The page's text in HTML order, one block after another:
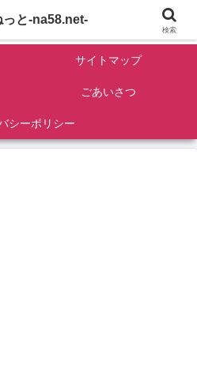
ンコンDIY/ゴロマル・よっちゃん夫婦のド
サイトマップ
ごあいさつ
シーポリシー
っと-na58.net-
検索